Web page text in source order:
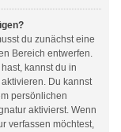
du zunächst eine
Bereich entwerfen.
kannst du in
Du kannst
persönlichen
aktivierst. Wenn
verfassen möchtest,